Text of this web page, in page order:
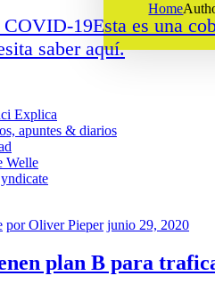
Home
COVID-19Esta es una
saber aquí.
Explica
apuntes & diarios
Welle
porOliver Pieper junio 29, 2020
plan B para